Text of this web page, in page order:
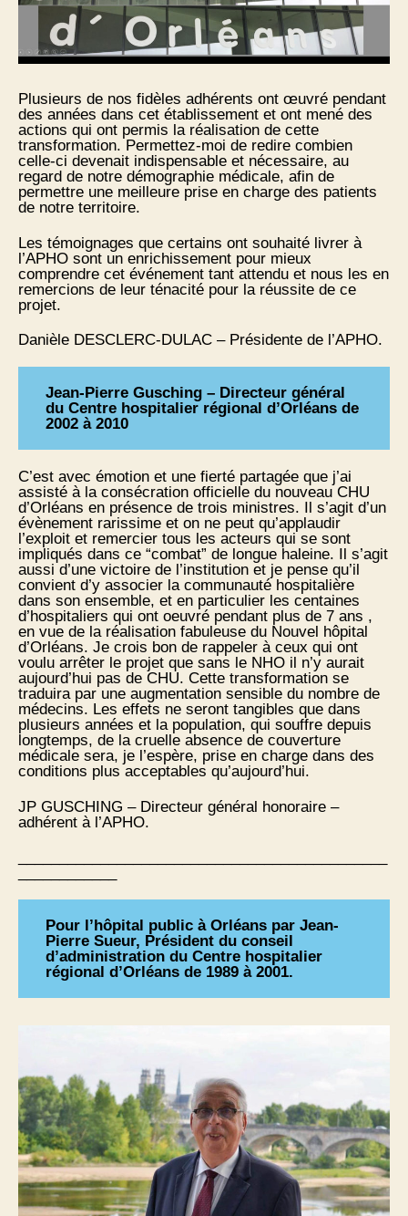
Plusieurs de nos fidèles adhérents ont œuvré pendant
des années dans cet établissement et ont mené des
actions qui ont permis la réalisation de cette
transformation. Permettez-moi de redire combien
celle-ci devenait indispensable et nécessaire, au
regard de notre démographie médicale, afin de
permettre une meilleure prise en charge des patients
de notre territoire.
Les témoignages que certains ont souhaité livrer à
l’APHO sont un enrichissement pour mieux
comprendre cet événement tant attendu et nous les en
remercions de leur ténacité pour la réussite de ce
projet.
Danièle DESCLERC-DULAC – Présidente de l’APHO.
Jean-Pierre Gusching – Directeur général
du Centre hospitalier régional d’Orléans de
2002 à 2010
C’est avec émotion et une fierté partagée que j’ai
assisté à la consécration officielle du nouveau CHU
d’Orléans en présence de trois ministres. Il s’agit d’un
évènement rarissime et on ne peut qu’applaudir
l’exploit et remercier tous les acteurs qui se sont
impliqués dans ce “combat” de longue haleine. Il s’agit
aussi d’une victoire de l’institution et je pense qu’il
convient d’y associer la communauté hospitalière
dans son ensemble, et en particulier les centaines
d’hospitaliers qui ont oeuvré pendant plus de 7 ans ,
en vue de la réalisation fabuleuse du Nouvel hôpital
d’Orléans. Je crois bon de rappeler à ceux qui ont
voulu arrêter le projet que sans le NHO il n’y aurait
aujourd’hui pas de CHU. Cette transformation se
traduira par une augmentation sensible du nombre de
médecins. Les effets ne seront tangibles que dans
plusieurs années et la population, qui souffre depuis
longtemps, de la cruelle absence de couverture
médicale sera, je l’espère, prise en charge dans des
conditions plus acceptables qu’aujourd’hui.
JP GUSCHING – Directeur général honoraire –
adhérent à l’APHO.
Pour l’hôpital public à Orléans par Jean-
Pierre Sueur, Président du conseil
d’administration du Centre hospitalier
régional d’Orléans de 1989 à 2001.